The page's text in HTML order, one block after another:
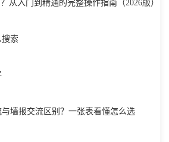
从入门到精通的完整操作指南（2026版）
索
墙报交流区别？一张表看懂怎么选